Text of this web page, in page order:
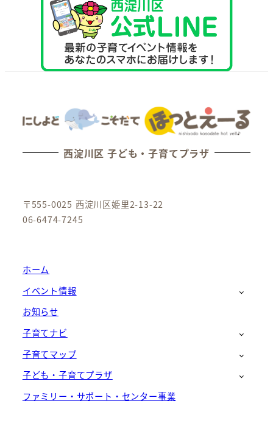
西淀川区 子ども・子育てプラザ
〒555-0025 西淀川区姫里2-13-22
06-6474-7245
ホーム
イベント情報
お知らせ
子育てナビ
子育てマップ
子ども・子育てプラザ
ファミリー・サポート・センター事業